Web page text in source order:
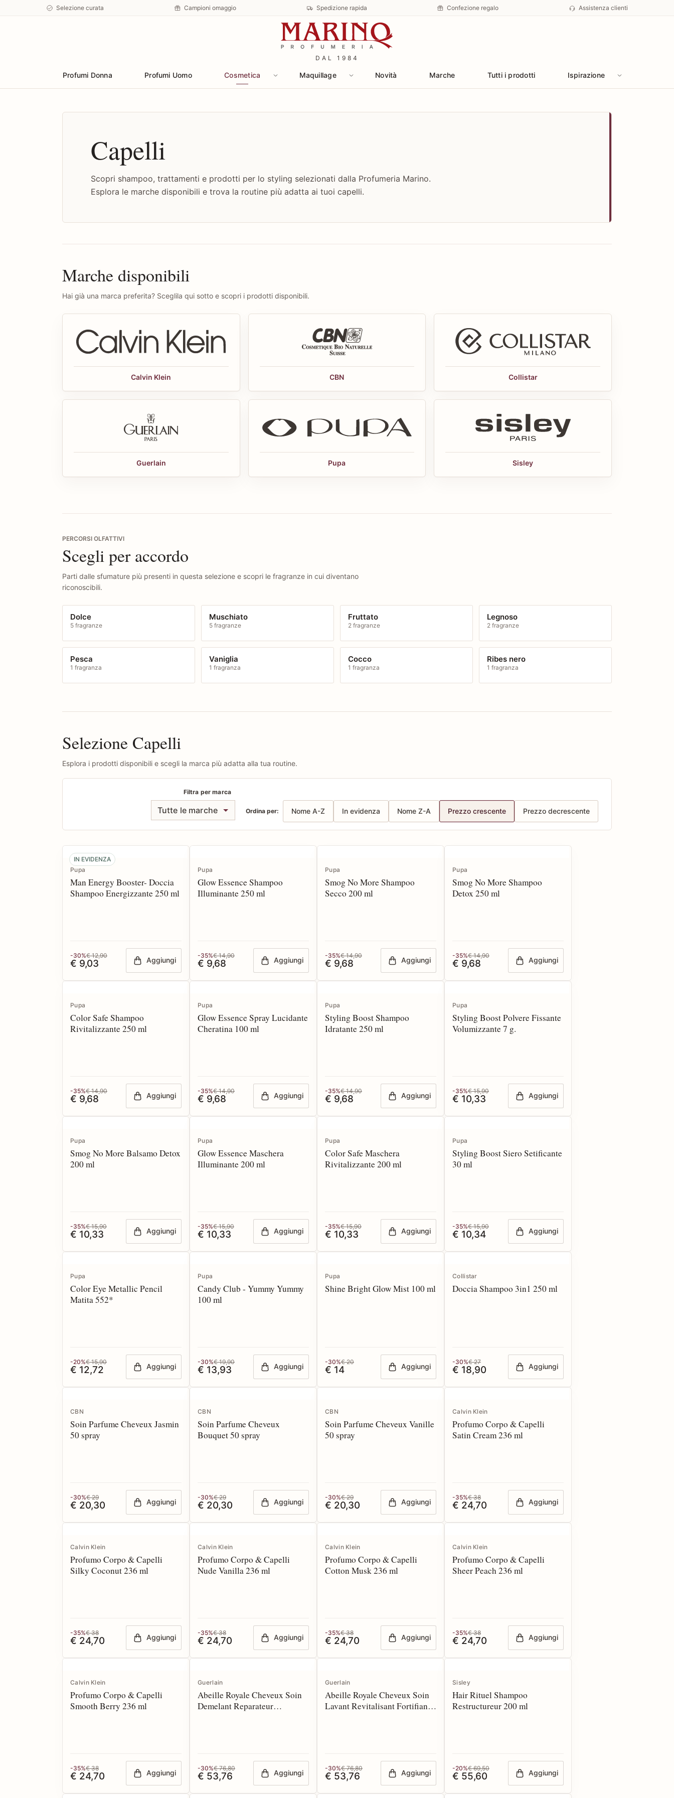
Selezione curata Campioni omaggio Spedizione rapida Confezione regalo Assistenza clienti
DAL 1984
Profumi Donna Profumi Uomo Cosmetica Maquillage Novità Marche Tutti i prodotti Ispirazione
Capelli
Scopri shampoo, trattamenti e prodotti per lo styling selezionati dalla Profumeria Marino.
Esplora le marche disponibili e trova la routine più adatta ai tuoi capelli.
Marche disponibili
Hai già una marca preferita? Sceglila qui sotto e scopri i prodotti disponibili.
Calvin Klein CBN Collistar
Guerlain Pupa Sisley
PERCORSI OLFATTIVI
Scegli per accordo
Parti dalle sfumature più presenti in questa selezione e scopri le fragranze in cui diventano
riconoscibili.
Dolce
5 fragranze
Muschiato
5 fragranze
Fruttato
2 fragranze
Legnoso
2 fragranze
Pesca
1 fragranza
Vaniglia
1 fragranza
Cocco
1 fragranza
Ribes nero
1 fragranza
Selezione Capelli
Esplora i prodotti disponibili e scegli la marca più adatta alla tua routine.
Filtra per marca
Tutte le marche Ordina per: Nome A-Z In evidenza Nome Z-A Prezzo crescente Prezzo decrescente
IN EVIDENZA
Pupa
Man Energy Booster- Doccia
Shampoo Energizzante 250 ml
-30%€ 12,90
€ 9,03 Aggiungi
Pupa
Glow Essence Shampoo
Illuminante 250 ml
-35%€ 14,90
€ 9,68 Aggiungi
Pupa
Smog No More Shampoo
Secco 200 ml
-35%€ 14,90
€ 9,68 Aggiungi
Pupa
Smog No More Shampoo
Detox 250 ml
-35%€ 14,90
€ 9,68 Aggiungi
Pupa
Color Safe Shampoo
Rivitalizzante 250 ml
-35%€ 14,90
€ 9,68 Aggiungi
Pupa
Glow Essence Spray Lucidante
Cheratina 100 ml
-35%€ 14,90
€ 9,68 Aggiungi
Pupa
Styling Boost Shampoo
Idratante 250 ml
-35%€ 14,90
€ 9,68 Aggiungi
Pupa
Styling Boost Polvere Fissante
Volumizzante 7 g.
-35%€ 15,90
€ 10,33 Aggiungi
Pupa
Smog No More Balsamo Detox
200 ml
-35%€ 15,90
€ 10,33 Aggiungi
Pupa
Glow Essence Maschera
Illuminante 200 ml
-35%€ 15,90
€ 10,33 Aggiungi
Pupa
Color Safe Maschera
Rivitalizzante 200 ml
-35%€ 15,90
€ 10,33 Aggiungi
Pupa
Styling Boost Siero Setificante
30 ml
-35%€ 15,90
€ 10,34 Aggiungi
Pupa
Color Eye Metallic Pencil
Matita 552*
-20%€ 15,90
€ 12,72 Aggiungi
Pupa
Candy Club - Yummy Yummy
100 ml
-30%€ 19,90
€ 13,93 Aggiungi
Pupa
Shine Bright Glow Mist 100 ml
-30%€ 20
€ 14 Aggiungi
Collistar
Doccia Shampoo 3in1 250 ml
-30%€ 27
€ 18,90 Aggiungi
CBN
Soin Parfume Cheveux Jasmin
50 spray
-30%€ 29
€ 20,30 Aggiungi
CBN
Soin Parfume Cheveux
Bouquet 50 spray
-30%€ 29
€ 20,30 Aggiungi
CBN
Soin Parfume Cheveux Vanille
50 spray
-30%€ 29
€ 20,30 Aggiungi
Calvin Klein
Profumo Corpo & Capelli
Satin Cream 236 ml
-35%€ 38
€ 24,70 Aggiungi
Calvin Klein
Profumo Corpo & Capelli
Silky Coconut 236 ml
-35%€ 38
€ 24,70 Aggiungi
Calvin Klein
Profumo Corpo & Capelli
Nude Vanilla 236 ml
-35%€ 38
€ 24,70 Aggiungi
Calvin Klein
Profumo Corpo & Capelli
Cotton Musk 236 ml
-35%€ 38
€ 24,70 Aggiungi
Calvin Klein
Profumo Corpo & Capelli
Sheer Peach 236 ml
-35%€ 38
€ 24,70 Aggiungi
Calvin Klein
Profumo Corpo & Capelli
Smooth Berry 236 ml
-35%€ 38
€ 24,70 Aggiungi
Guerlain
Abeille Royale Cheveux Soin
Demelant Reparateur
-30%€ 76,80
€ 53,76 Aggiungi
Guerlain
Abeille Royale Cheveux Soin
Lavant Revitalisant Fortifiant
-30%€ 76,80
€ 53,76 Aggiungi
Sisley
Hair Rituel Shampoo
Restructureur 200 ml
-20%€ 69,50
€ 55,60 Aggiungi